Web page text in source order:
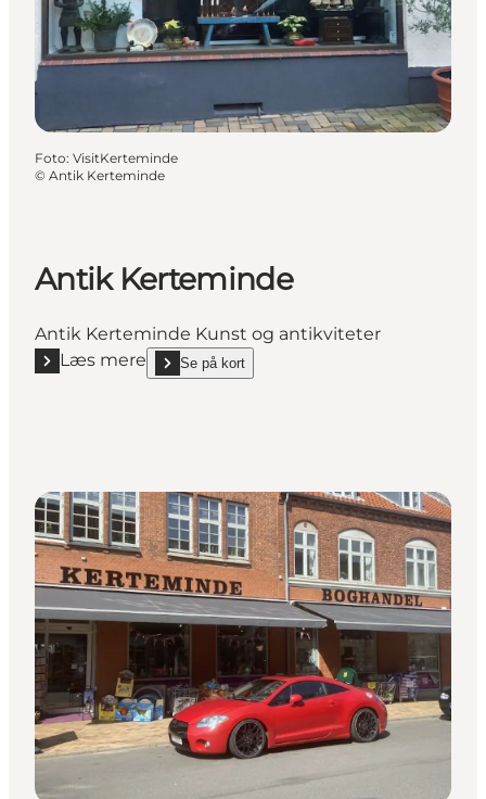
Foto: VisitKerteminde
© Antik Kerteminde
Antik Kerteminde
Antik Kerteminde Kunst og antikviteter
Læs mere
Læs mere "Antik Kerteminde"
Se på kort
show Antik Kerteminde on_map